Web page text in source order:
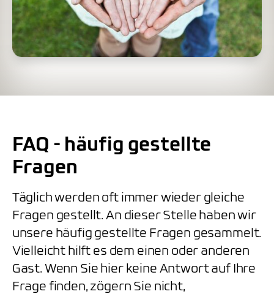
FAQ - häufig gestellte
Fragen
Täglich werden oft immer wieder gleiche
Fragen gestellt. An dieser Stelle haben wir
unsere häufig gestellte Fragen gesammelt.
Vielleicht hilft es dem einen oder anderen
Gast. Wenn Sie hier keine Antwort auf Ihre
Frage finden, zögern Sie nicht,